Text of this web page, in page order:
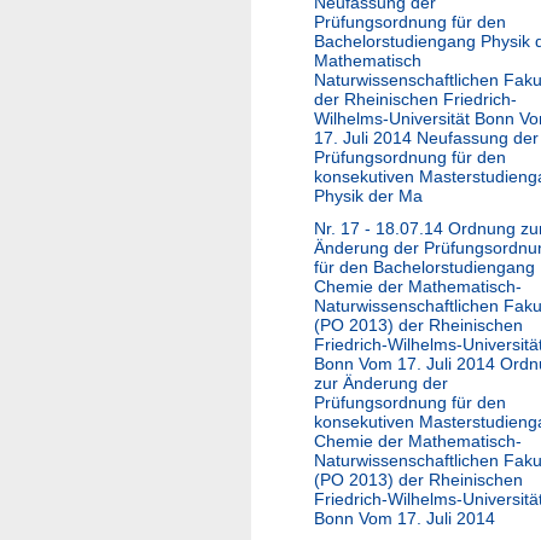
Prüfungsordnung für den
Bachelorstudiengang Physik
Mathematisch
Naturwissenschaftlichen
der Rheinischen Friedrich-
Wilhelms-Universität Bonn
17. Juli 2014 Neufassung der
Prüfungsordnung für den
konsekutiven
Physik der Ma
Nr. 17 - 18.07.14 Ordnung
Änderung der
für den Bachelorstudiengang
Chemie der Mathematisch-
Naturwissenschaftlichen
(PO 2013) der Rheinischen
Friedrich-Wilhelms-
Bonn Vom 17. Juli 2014
zur Änderung der
Prüfungsordnung für den
konsekutiven
Chemie der Mathematisch-
Naturwissenschaftlichen
(PO 2013) der Rheinischen
Friedrich-Wilhelms-
Bonn Vom 17. Juli 2014